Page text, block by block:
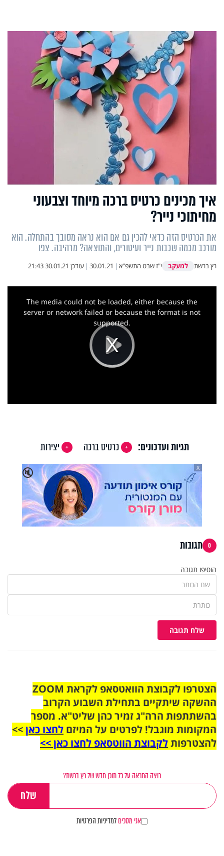
איך מכינים כרטיס ברכה מיוחד וצבעוני
מחיתוכי נייר?
את הכרטיס הזה כדאי להכין גם אם הוא נראה מסובך בהתחלה. הוא
מורכב מכמה שכבות נייר ועיטורים, והתוצאה? מרהיבה. צפו
רץ ברשת למעקב י"ז שבט התשפ"א |
30.01.21
| עודכן 30.01.21 21:43
Play
This
The media could not be loaded, either because the
server or network failed or because the format is not
supported.
תגיות ועדכונים: כרטיס ברכה
יצירות
🔇
X
0 תגובות
הוסיפו תגובה
שלח תגובה
הצטרפו לקבוצת הוואטסאפ לקראת ZOOM
ההשקה שיתקיים בתחילת השבוע הקרוב
בהשתתפות הרה"ג זמיר כהן שליט"א. מספר
המקומות מוגבל! לפרטים על המיזם לחצו כאן>>
להצטרפותלקבוצת הווטסאפ לחצו כאן >>
רוצה התראה על כל תוכן חדש של רץ ברשת?
אני מסכיםלמדיניות הפרטיות